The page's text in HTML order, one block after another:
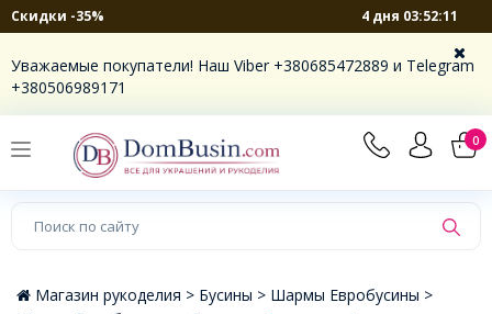
Скидки -35% 4 дня 03:52:11
Уважаемые покупатели! Наш Viber +380685472889 и Telegram
+380506989171
0
×
Магазин рукоделия > Бусины > Шармы Евробусины >